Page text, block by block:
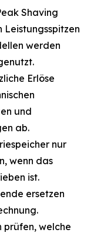
Shaving
Leistungsspitzen
werden
Erlöse
und
ab.
nur
wenn das
ist.
ersetzen
prüfen, welche